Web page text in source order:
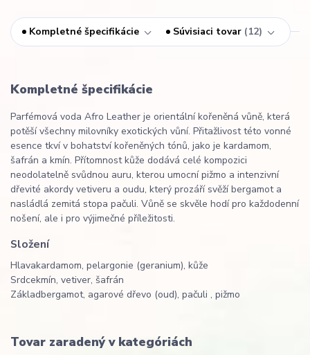
Kompletné špecifikácie Súvisiaci tovar 12
Kompletné špecifikácie
Parfémová voda Afro Leather je orientální kořeněná vůně, která
potěší všechny milovníky exotických vůní. Přitažlivost této vonné
esence tkví v bohatství kořeněných tónů, jako je kardamom,
šafrán a kmín. Přítomnost kůže dodává celé kompozici
neodolatelně svůdnou auru, kterou umocní pižmo a intenzivní
dřevité akordy vetiveru a oudu, který prozáří svěží bergamot a
nasládlá zemitá stopa pačuli. Vůně se skvěle hodí pro každodenní
nošení, ale i pro výjimečné příležitosti.
Složení
Hlavakardamom, pelargonie (geranium), kůže
Srdcekmín, vetiver, šafrán
Základbergamot, agarové dřevo (oud), pačuli , pižmo
Tovar zaradený v kategóriách